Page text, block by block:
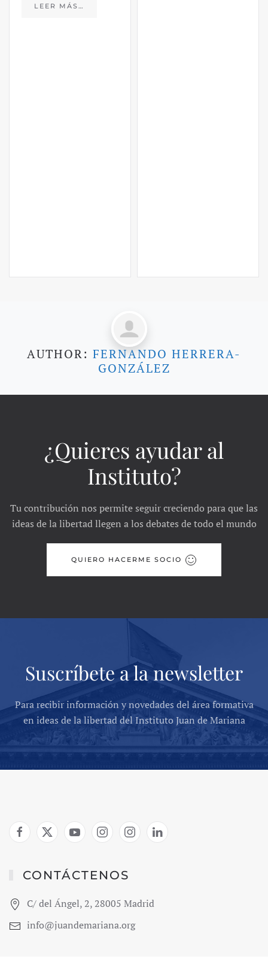
LEER MÁS…
AUTHOR: FERNANDO HERRERA-
GONZÁLEZ
¿Quieres ayudar al
Instituto?
Tu contribución nos permite seguir creciendo para que las
ideas de la libertad llegen a los debates de todo el mundo
QUIERO HACERME SOCIO
Suscríbete a la newsletter
Para recibir información y novedades del área formativa
en ideas de la libertad del Instituto Juan de Mariana
CONTÁCTENOS
C/ del Ángel, 2, 28005 Madrid
info@juandemariana.org